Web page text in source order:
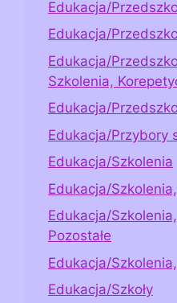
Edukacja/
Edukacja/
Edukacja/
Szkolenia,
Edukacja/
Edukacja/Przybory
Edukacja/Szkolenia
Edukacja/
Edukacja/
Pozostałe
Edukacja/
Edukacja/Szkoły